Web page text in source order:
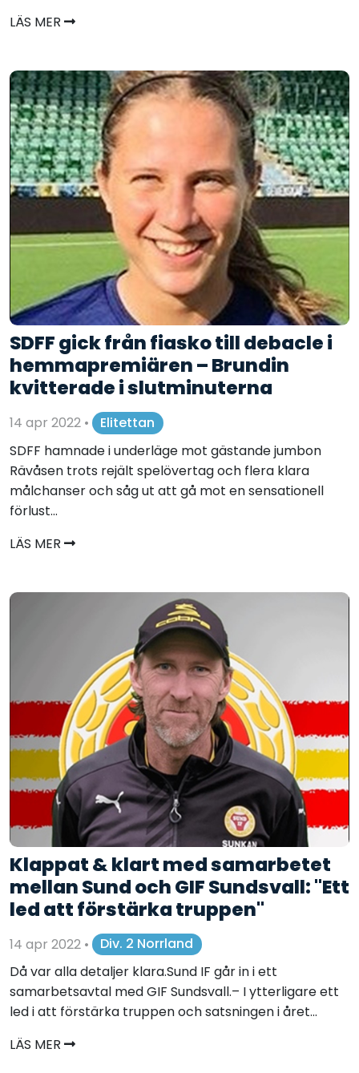
LÄS MER
SDFF gick från fiasko till debacle i
hemmapremiären – Brundin
kvitterade i slutminuterna
14 apr 2022 •
Elitettan
SDFF hamnade i underläge mot gästande jumbon
Rävåsen trots rejält spelövertag och flera klara
målchanser och såg ut att gå mot en sensationell
förlust...
LÄS MER
Klappat & klart med samarbetet
mellan Sund och GIF Sundsvall: "Ett
led att förstärka truppen"
14 apr 2022 •
Div. 2 Norrland
Då var alla detaljer klara.Sund IF går in i ett
samarbetsavtal med GIF Sundsvall.– I ytterligare ett
led i att förstärka truppen och satsningen i året...
LÄS MER